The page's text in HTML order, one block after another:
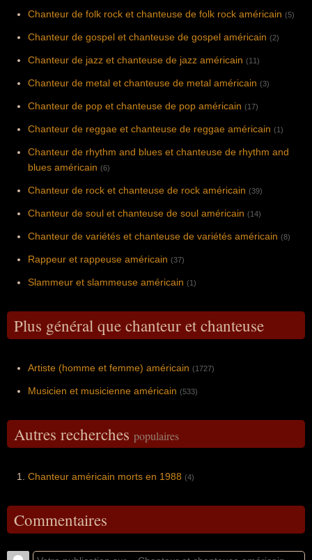
Chanteur de folk rock et chanteuse de folk rock américain (5)
Chanteur de gospel et chanteuse de gospel américain (2)
Chanteur de jazz et chanteuse de jazz américain (11)
Chanteur de metal et chanteuse de metal américain (3)
Chanteur de pop et chanteuse de pop américain (17)
Chanteur de reggae et chanteuse de reggae américain (1)
Chanteur de rhythm and blues et chanteuse de rhythm and
blues américain (6)
Chanteur de rock et chanteuse de rock américain (39)
Chanteur de soul et chanteuse de soul américain (14)
Chanteur de variétés et chanteuse de variétés américain (8)
Rappeur et rappeuse américain (37)
Slammeur et slammeuse américain (1)
Plus général que chanteur et chanteuse
Artiste (homme et femme) américain (1727)
Musicien et musicienne américain (533)
Autres recherches populaires
Chanteur américain morts en 1988 (4)
Commentaires